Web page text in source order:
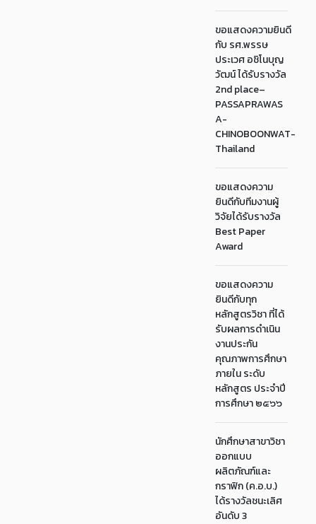
ขอแสดงความยินดี
กับ รศ.พรรษ
ประเวศ อชิโนบุญ
วัฒน์ ได้รับรางวัล
2nd place–
PASSAPRAWAS
A-
CHINOBOONWAT-
Thailand
ขอแสดงความ
ยินดีกับทีมงานผู้
วิจัยได้รับรางวัล
Best Paper
Award
ขอแสดงความ
ยินดีกับทุก
หลักสูตรวิชา ที่ได้
รับผลการดำเนิน
งานประกัน
คุณภาพการศึกษา
ภายใน ระดับ
หลักสูตร ประจำปี
การศึกษา ๒๕๖๖
นักศึกษาสาขาวิชา
ออกแบบ
ผลิตภัณฑ์และ
กราฟิก (ค.อ.บ.)
ได้รางวัลชนะเลิศ
อันดับ 3